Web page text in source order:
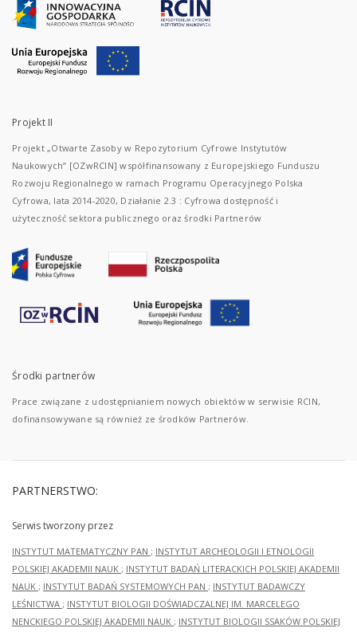
Projekt II
Projekt „Otwarte Zasoby w Repozytorium Cyfrowe Instytutów
Naukowych” [OZwRCIN] współfinansowany z Europejskiego Funduszu
Rozwoju Regionalnego w ramach Programu Operacyjnego Polska
Cyfrowa, lata 2014-2020, Działanie 2.3 : Cyfrowa dostępność i
użyteczność sektora publicznego oraz środki Partnerów
Środki partnerów
Prace związane z udostępnianiem nowych obiektów w serwisie RCIN,
dofinansowywane są również ze środków Partnerów.
PARTNERSTWO:
Serwis tworzony przez
INSTYTUT MATEMATYCZNY PAN ; INSTYTUT ARCHEOLOGII I ETNOLOGII
POLSKIEJ AKADEMII NAUK ; INSTYTUT BADAŃ LITERACKICH POLSKIEJ AKADEMII
NAUK ; INSTYTUT BADAŃ SYSTEMOWYCH PAN ; INSTYTUT BADAWCZY
LEŚNICTWA ; INSTYTUT BIOLOGII DOŚWIADCZALNEJ IM. MARCELEGO
NENCKIEGO POLSKIEJ AKADEMII NAUK ; INSTYTUT BIOLOGII SSAKÓW POLSKIEJ